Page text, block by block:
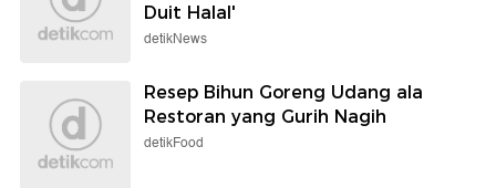
Duit Halal'
detikNews
Resep Bihun Goreng Udang ala
Restoran yang Gurih Nagih
detikFood